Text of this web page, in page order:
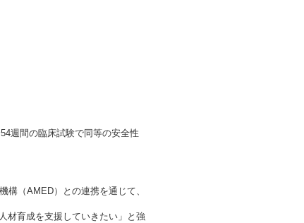
週間の臨床試験で同等の安全性
（AMED）との連携を通じて、
材育成を支援していきたい」と強